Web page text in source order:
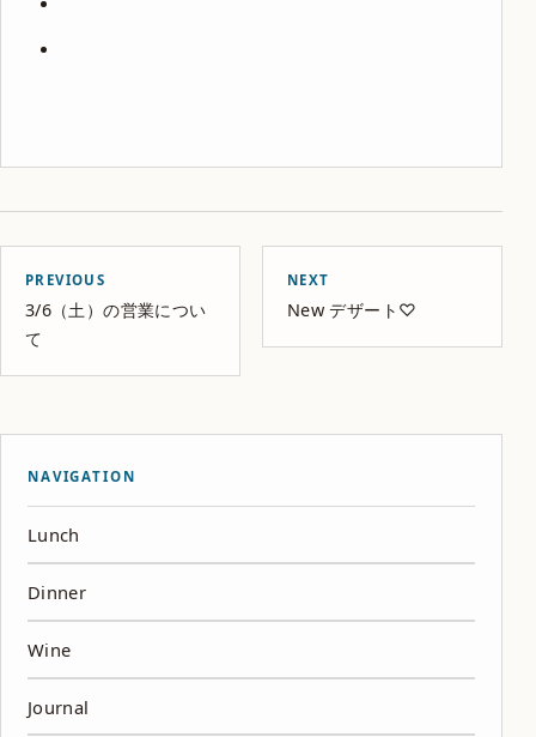
PREVIOUS
3/6（土）の営業につい
て
NEXT
New デザート♡
NAVIGATION
Lunch
Dinner
Wine
Journal